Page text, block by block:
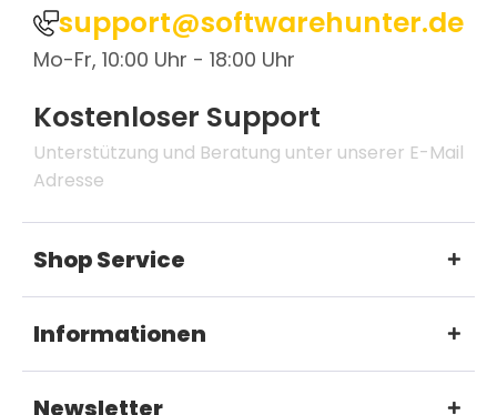
support@softwarehunter.de
Mo-Fr, 10:00 Uhr - 18:00 Uhr
Kostenloser Support
Unterstützung und Beratung unter unserer E-Mail
Adresse
Shop Service
Informationen
Newsletter